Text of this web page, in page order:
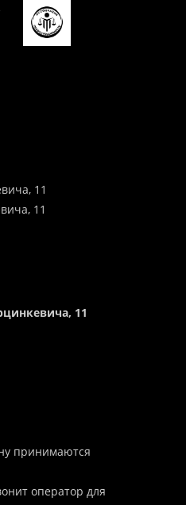
11
11
11
принимаются
оператор для